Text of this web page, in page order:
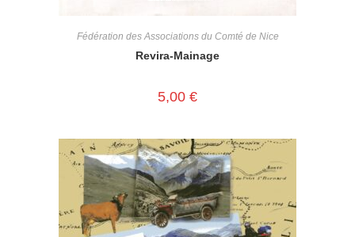
Fédération des Associations du Comté de Nice
Revira-Mainage
5,00 €